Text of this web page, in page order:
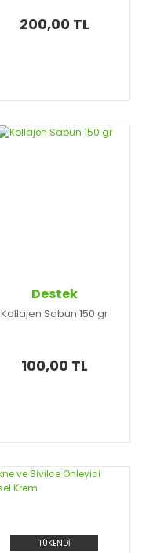
200,00 TL
Destek
Kollajen Sabun 150 gr
100,00 TL
TÜKENDİ